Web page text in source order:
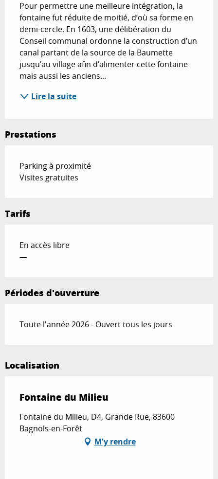
Pour permettre une meilleure intégration, la
fontaine fut réduite de moitié, d’où sa forme en
demi-cercle. En 1603, une délibération du
Conseil communal ordonne la construction d’un
canal partant de la source de la Baumette
jusqu’au village afin d’alimenter cette fontaine
mais aussi les anciens...
Lire la suite
Prestations
Parking à proximité
Visites gratuites
Tarifs
En accès libre
—
Périodes d'ouverture
Toute l'année 2026 - Ouvert tous les jours
Localisation
Fontaine du Milieu
Fontaine du Milieu, D4, Grande Rue, 83600
Bagnols-en-Forêt
M'y rendre